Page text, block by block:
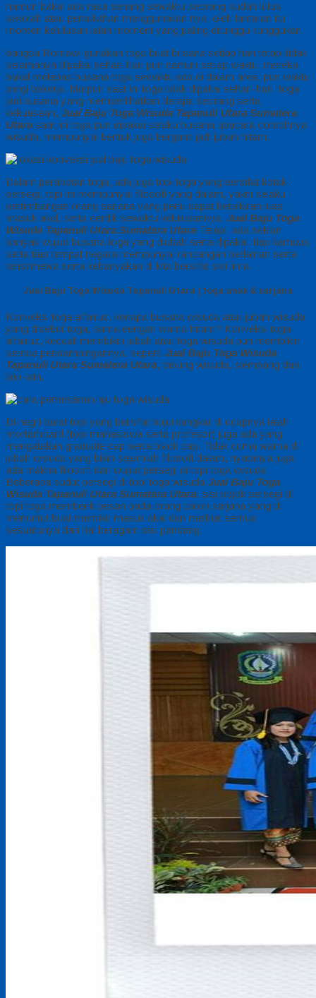
namun bakal ada rasa senang sewaktu seorang sudah lulus
sekolah atau perkuliahan menggunakan nya, oleh lantaran itu
momen kelulusan ialah moment yang paling ditunggu-tunggukan.
bangsa Romawi gunakan toga buat busana setiap hari tetapi tidak
selamanya dipakai sehari-hari pun namun setiap waktu, mereka
bakal melepas busana toga sewaktu ada di dalam area, pun waktu
pergi bekerja, biarpun saat ini toga tidak dipakai sehari-hari, toga
jadi busana yang memperlihatkan derajat seorang serta
kekuasaan, Jual Baju Toga Wisuda Tapanuli Utara Sumatera
Utara saat ini toga pun dipakai selaku busana upacara contohnya
wisuda, mempunyai bentuk juga berganti jadi jubah hitam.
Dalam perabotan toga, ada juga topi toga yang bersifat kotak
persegi, topi ini mempunyai filosofi yang dalam, yakni selaku
pertimbangan orang sarjana yang perlu dapat berpikiran luas,
masuk akal, serta cerdik sewaktu kelulusannya, Jual Baju Toga
Wisuda Tapanuli Utara Sumatera Utara Tetapi, ada sekian
banyak wujud busana toga yang diubah serta dipakai, tiap kampus
serta tiap tempat negara mempunyai rancangan berlainan serta
teristimewa serta kebanyakan di kita bersifat sisi lima.
Jual Baju Toga Wisuda Tapanuli Utara | toga anak & sarjana
Konveksi toga alfairuz. kenapa busana wisuda atau jubah wisuda
yang disebut toga, sama dengan warna hitam? Konveksi toga
alfairuz, kecuali membikin jubah atau toga wisuda pun membikin
semua pendampingannya, seperti Jual Baju Toga Wisuda
Tapanuli Utara Sumatera Utara, tabung wisuda, slempang dan
lain-lain.
Di negri barat topi yang bersifat bujursangkar di ucapnya ialah
mortarboard (topi mahasiswa serta profesor) juga ada yang
mengatakan graduate cap serta black cap. Tidak cuma warna di
jubah wisuda yang bikin sejumlah filosofi dalam, nyatanya juga
ada makna filosofi dari wujud persegi di topi toga wisuda.
Beberapa sudut persegi di topi toga wisuda Jual Baju Toga
Wisuda Tapanuli Utara Sumatera Utara. sisi pojok persegi di
topi toga memberik pesan pada orang calon sarjana yang di
menuntut buat memikir masuk akal dan melihat semua
sesuatunya dari hal beragam sisi pandang.